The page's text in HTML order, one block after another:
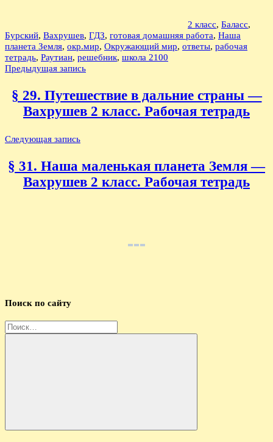
2 класс, Баласс,
Бурский, Вахрушев, ГДЗ, готовая домашняя работа, Наша
планета Земля, окр.мир, Окружающий мир, ответы, рабочая
тетрадь, Раутиан, решебник, школа 2100
Навигация
записям
Предыдущая запись
§ 29. Путешествие в дальние страны —
Вахрушев 2 класс. Рабочая тетрадь
Следующая запись
§ 31. Наша маленькая планета Земля —
Вахрушев 2 класс. Рабочая тетрадь
Поиск по сайту
Найти:
Поиск